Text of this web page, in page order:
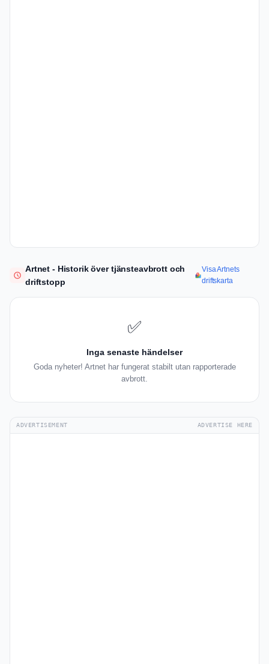
Artnet - Historik över tjänsteavbrott och
driftstopp
Visa Artnets
driftskarta
✅
Inga senaste händelser
Goda nyheter! Artnet har fungerat stabilt utan rapporterade
avbrott.
ADVERTISEMENT ADVERTISE HERE